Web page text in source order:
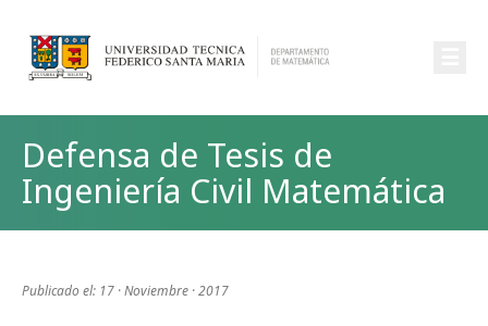
Defensa de Tesis de
Ingeniería Civil Matemática
Publicado el: 17 · Noviembre · 2017